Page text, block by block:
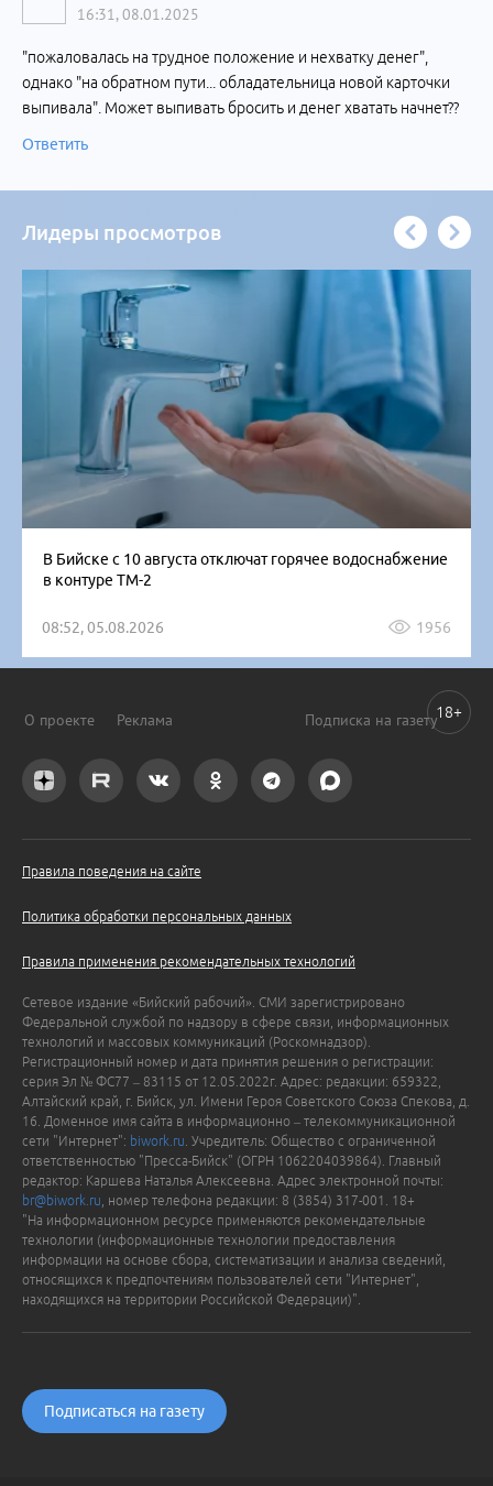
16:31, 08.01.2025
"пожаловалась на трудное положение и нехватку денег",
однако "на обратном пути... обладательница новой карточки
выпивала". Может выпивать бросить и денег хватать начнет??
Ответить
Лидеры просмотров
В Бийске с 10 августа отключат горячее водоснабжение
в контуре ТМ-2
08:52, 05.08.2026 1956
О проекте Реклама Подписка на газету
Правила поведения на сайте
Политика обработки персональных данных
Правила применения рекомендательных технологий
Сетевое издание «Бийский рабочий». СМИ зарегистрировано
Федеральной службой по надзору в сфере связи, информационных
технологий и массовых коммуникаций (Роскомнадзор).
Регистрационный номер и дата принятия решения о регистрации:
серия Эл № ФС77 – 83115 от 12.05.2022г. Адрес: редакции: 659322,
Алтайский край, г. Бийск, ул. Имени Героя Советского Союза Спекова, д.
16. Доменное имя сайта в информационно – телекоммуникационной
сети "Интернет": biwork.ru . Учредитель: Общество с ограниченной
ответственностью "Пресса-Бийск" (ОГРН 1062204039864). Главный
редактор: Каршева Наталья Алексеевна. Адрес электронной почты:
br@biwork.ru , номер телефона редакции: 8 (3854) 317-001. 18+
"На информационном ресурсе применяются рекомендательные
технологии (информационные технологии предоставления
информации на основе сбора, систематизации и анализа сведений,
относящихся к предпочтениям пользователей сети "Интернет",
находящихся на территории Российской Федерации)".
Подписаться на газету
18+